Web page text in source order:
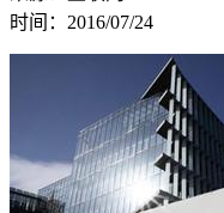
时间：2016/07/24